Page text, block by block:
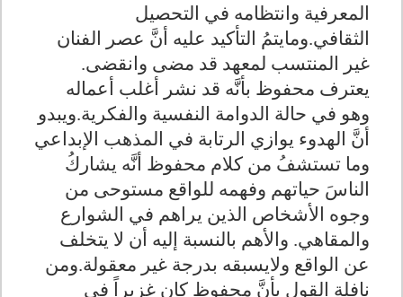
المعرفية وانتظامه في التحصيل
الثقافي.ومايتمُ التأكيد عليه أنَّ عصر الفنان
غير المنتسب لمعهد قد مضى وانقضى.
يعترف محفوظ بأنَّه قد نشر أغلب أعماله
وهو في حالة الدوامة النفسية والفكرية.ويبدو
أنَّ الهدوء يوازي الرتابة في المذهب الإبداعي
وما تستشفُ من كلام محفوظ أنَّه يشاركُ
الناسَ حياتهم وفهمه للواقع مستوحى من
وجوه الأشخاص الذين يراهم في الشوارع
والمقاهي. والأهم بالنسبة إليه أن لا يتخلف
عن الواقع ولايسبقه بدرجة غير معقولة.ومن
نافلة القول بأنَّ محفوظ كان غزيراً في